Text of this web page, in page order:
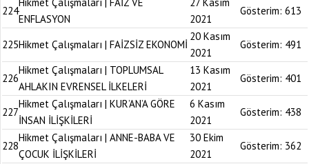
224
ENFLASYON
2021
Gösterim: 613
225Hikmet Çalışmaları | FAİZSİZ EKONOMİ
20 Kasım
2021
Gösterim: 491
226
Hikmet Çalışmaları | TOPLUMSAL
AHLAKIN EVRENSEL İLKELERİ
13 Kasım
2021
Gösterim: 401
227
Hikmet Çalışmaları | KUR’AN’A GÖRE
İNSAN İLİŞKİLERİ
6 Kasım
2021
Gösterim: 438
228
Hikmet Çalışmaları | ANNE-BABA VE
ÇOCUK İLİŞKİLERİ
30 Ekim
2021
Gösterim: 362